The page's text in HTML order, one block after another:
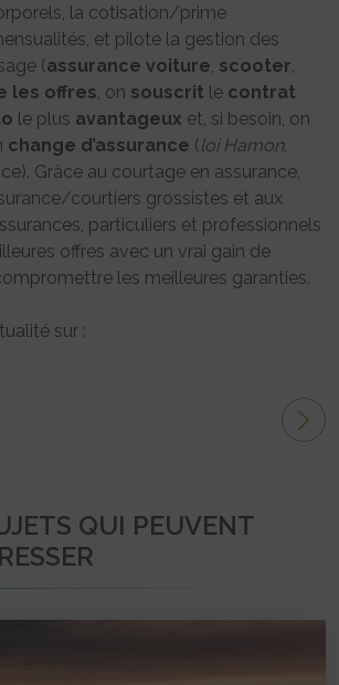
la cotisation/prime
et pilote la gestion des
(assurance voiture, scooter,
les offres, on souscrit le contrat
le plus avantageux et, si besoin, on
change d’assurance (loi Hamon,
Grâce au courtage en assurance,
courtiers grossistes et aux
particuliers et professionnels
offres avec un vrai gain de
les meilleures garanties.
sur :
QUI PEUVENT